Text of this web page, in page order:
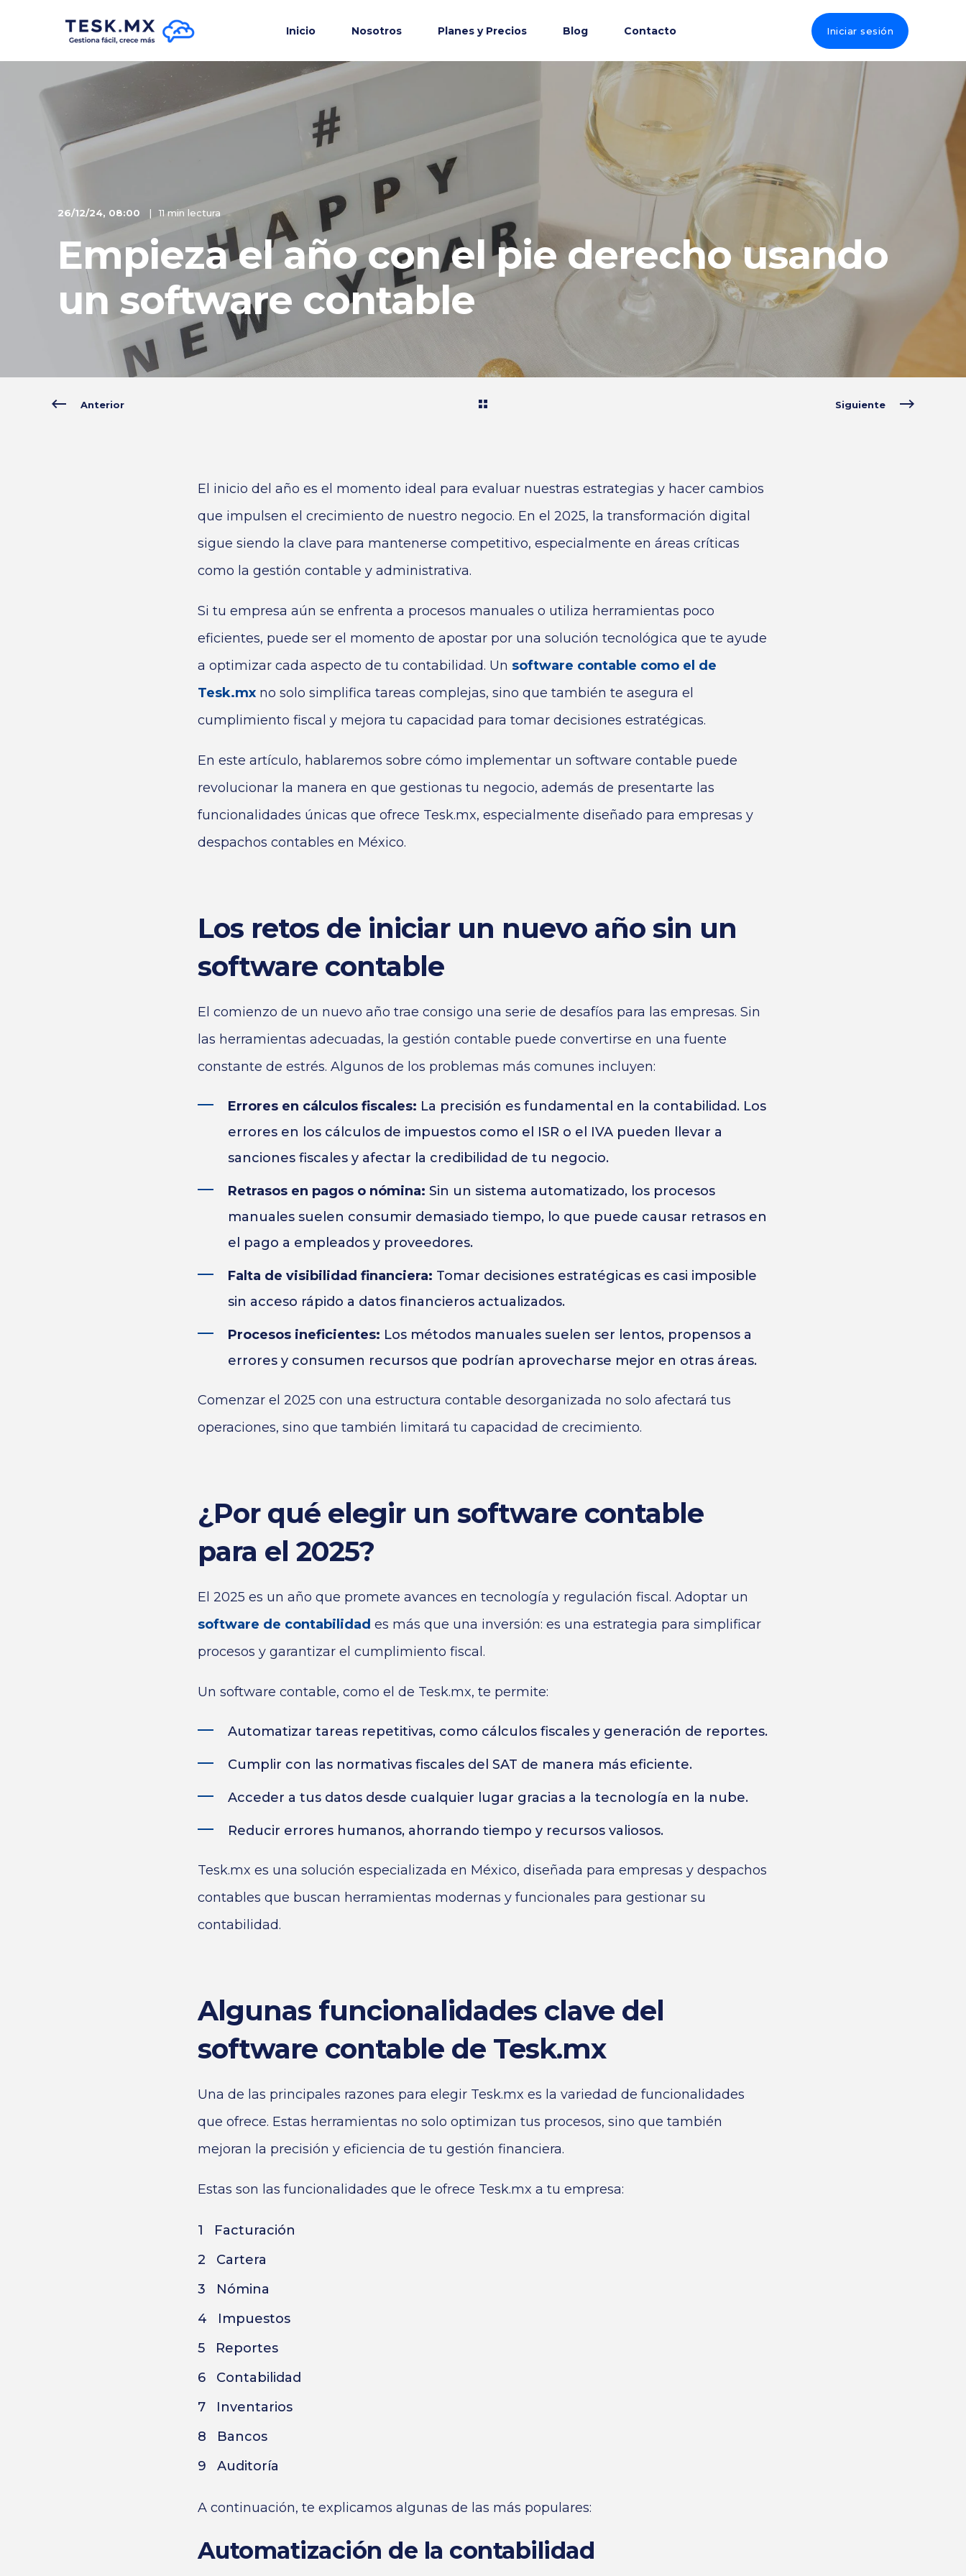
Inicio Nosotros Planes y Precios Blog Contacto Iniciar sesión
26/12/24, 08:00 11 min lectura
Empieza el año con el pie derecho usando
un software contable
Anterior Siguiente
El inicio del año es el momento ideal para evaluar nuestras estrategias y hacer cambios
que impulsen el crecimiento de nuestro negocio. En el 2025, la transformación digital
sigue siendo la clave para mantenerse competitivo, especialmente en áreas críticas
como la gestión contable y administrativa.
Si tu empresa aún se enfrenta a procesos manuales o utiliza herramientas poco
eficientes, puede ser el momento de apostar por una solución tecnológica que te ayude
a optimizar cada aspecto de tu contabilidad. Un software contable como el de
Tesk.mxno solo simplifica tareas complejas, sino que también te asegura el
cumplimiento fiscal y mejora tu capacidad para tomar decisiones estratégicas.
En este artículo, hablaremos sobre cómo implementar un software contable puede
revolucionar la manera en que gestionas tu negocio, además de presentarte las
funcionalidades únicas que ofrece Tesk.mx, especialmente diseñado para empresas y
despachos contables en México.
Los retos de iniciar un nuevo año sin un
software contable
El comienzo de un nuevo año trae consigo una serie de desafíos para las empresas. Sin
las herramientas adecuadas, la gestión contable puede convertirse en una fuente
constante de estrés. Algunos de los problemas más comunes incluyen:
Errores en cálculos fiscales: La precisión es fundamental en la contabilidad. Los
errores en los cálculos de impuestos como el ISR o el IVA pueden llevar a
sanciones fiscales y afectar la credibilidad de tu negocio.
Retrasos en pagos o nómina: Sin un sistema automatizado, los procesos
manuales suelen consumir demasiado tiempo, lo que puede causar retrasos en
el pago a empleados y proveedores.
Falta de visibilidad financiera: Tomar decisiones estratégicas es casi imposible
sin acceso rápido a datos financieros actualizados.
Procesos ineficientes: Los métodos manuales suelen ser lentos, propensos a
errores y consumen recursos que podrían aprovecharse mejor en otras áreas.
Comenzar el 2025 con una estructura contable desorganizada no solo afectará tus
operaciones, sino que también limitará tu capacidad de crecimiento.
¿Por qué elegir un software contable
para el 2025?
El 2025 es un año que promete avances en tecnología y regulación fiscal. Adoptar un
software de contabilidad es más que una inversión: es una estrategia para simplificar
procesos y garantizar el cumplimiento fiscal.
Un software contable, como el de Tesk.mx, te permite:
Automatizar tareas repetitivas, como cálculos fiscales y generación de reportes.
Cumplir con las normativas fiscales del SAT de manera más eficiente.
Acceder a tus datos desde cualquier lugar gracias a la tecnología en la nube.
Reducir errores humanos, ahorrando tiempo y recursos valiosos.
Tesk.mx es una solución especializada en México, diseñada para empresas y despachos
contables que buscan herramientas modernas y funcionales para gestionar su
contabilidad.
Algunas funcionalidades clave del
software contable de Tesk.mx
Una de las principales razones para elegir Tesk.mx es la variedad de funcionalidades
que ofrece. Estas herramientas no solo optimizan tus procesos, sino que también
mejoran la precisión y eficiencia de tu gestión financiera.
Estas son las funcionalidades que le ofrece Tesk.mx a tu empresa:
Facturación
Cartera
Nómina
Impuestos
Reportes
Contabilidad
Inventarios
Bancos
Auditoría
A continuación, te explicamos algunas de las más populares:
Automatización de la contabilidad